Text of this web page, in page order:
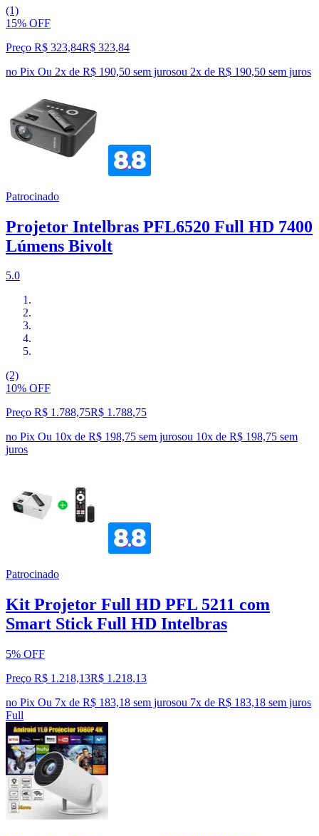
(1)
15% OFF
Preço R$ 323,84R$ 323,84
no Pix Ou 2x de R$ 190,50 sem jurosou 2x de R$ 190,50 sem juros
Patrocinado
Projetor Intelbras PFL6520 Full HD 7400
Lúmens Bivolt
5.0
(2)
10% OFF
Preço R$ 1.788,75R$ 1.788,75
no Pix Ou 10x de R$ 198,75 sem jurosou 10x de R$ 198,75 sem
juros
Patrocinado
Kit Projetor Full HD PFL 5211 com
Smart Stick Full HD Intelbras
5% OFF
Preço R$ 1.218,13R$ 1.218,13
no Pix Ou 7x de R$ 183,18 sem jurosou 7x de R$ 183,18 sem juros
Full